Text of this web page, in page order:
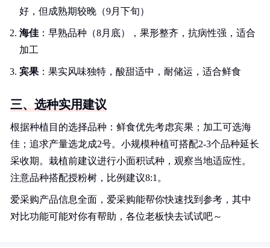
好，但成熟期较晚（9月下旬）
海佳 ：早熟品种（8月底），果形整齐，抗病性强，适合
加工
宾果 ：果实风味独特，酸甜适中，耐储运，适合鲜食
三、选种实用建议
根据种植目的选择品种：鲜食优先考虑宾果；加工可选海
佳；追求产量选龙成2号。小规模种植可搭配2-3个品种延长
采收期。栽植前建议进行小面积试种，观察当地适应性。
注意品种搭配授粉树，比例建议8:1。
爱采购产品信息全面，爱采购能帮你快速找到参考，其中
对比功能可能对你有帮助，各位老板快去试试吧～